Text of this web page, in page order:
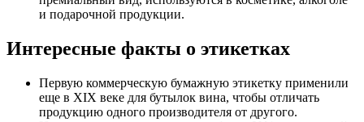
и подарочной продукции.
Интересные факты о этикетках
Первую коммерческую бумажную этикетку применили
еще в XIX веке для бутылок вина, чтобы отличать
продукцию одного производителя от другого.